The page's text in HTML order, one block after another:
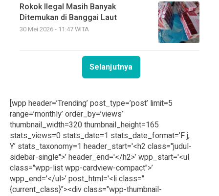
Rokok Ilegal Masih Banyak
Ditemukan di Banggai Laut
30 Mei 2026 - 11:47 WITA
Selanjutnya
[wpp header=’Trending’ post_type=’post’ limit=5
range=’monthly’ order_by=’views’
thumbnail_width=320 thumbnail_height=165
stats_views=0 stats_date=1 stats_date_format=’F j,
Y’ stats_taxonomy=1 header_start='<h2 class="judul-
sidebar-single">’ header_end='</h2>’ wpp_start='<ul
class="wpp-list wpp-cardview-compact">’
wpp_end='</ul>’ post_html='<li class="
{current_class}"><div class="wpp-thumbnail-